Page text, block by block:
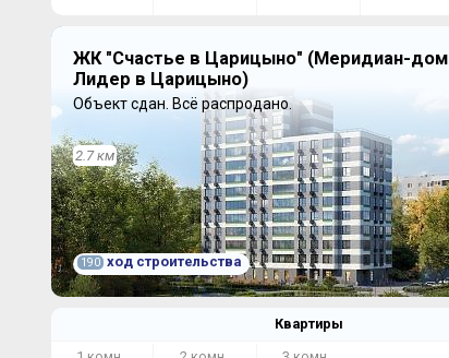
ЖК "Счастье в Царицыно" (Меридиан-дом
Лидер в Царицыно)
Объект сдан. Всё распродано.
2.7 км
190 ход строительства
Квартиры